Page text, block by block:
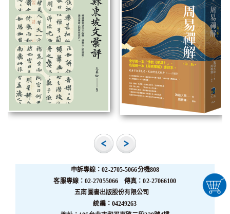
申訴專線：02-2705-5066分機808
客服專線：02-27055066 傳真：02-27066100
五南圖書出版股份有限公司
統編：04249263